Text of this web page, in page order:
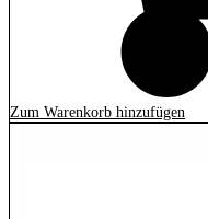
Zum Warenkorb hinzufügen